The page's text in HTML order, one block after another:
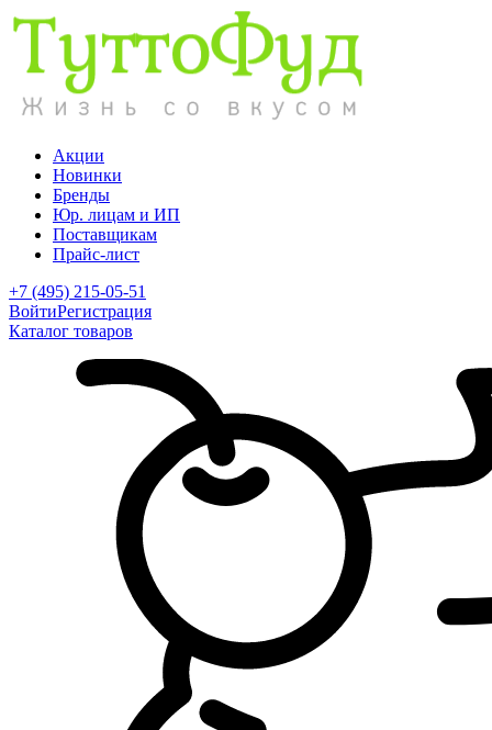
Акции
Новинки
Бренды
Юр. лицам и ИП
Поставщикам
Прайс-лист
+7 (495) 215-05-51
ВойтиРегистрация
Каталог товаров